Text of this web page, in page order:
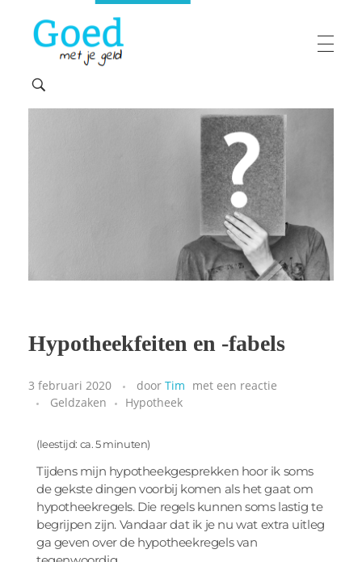
maakt 'moeilijke' financiën makkelijk
Hypotheekfeiten en -fabels
3 februari 2020 door Tim met een reactie
Geldzaken
Hypotheek
(leestijd: ca. 5 minuten)
Tijdens mijn hypotheekgesprekken hoor ik soms
de gekste dingen voorbij komen als het gaat om
hypotheekregels. Die regels kunnen soms lastig te
begrijpen zijn. Vandaar dat ik je nu wat extra uitleg
ga geven over de hypotheekregels van